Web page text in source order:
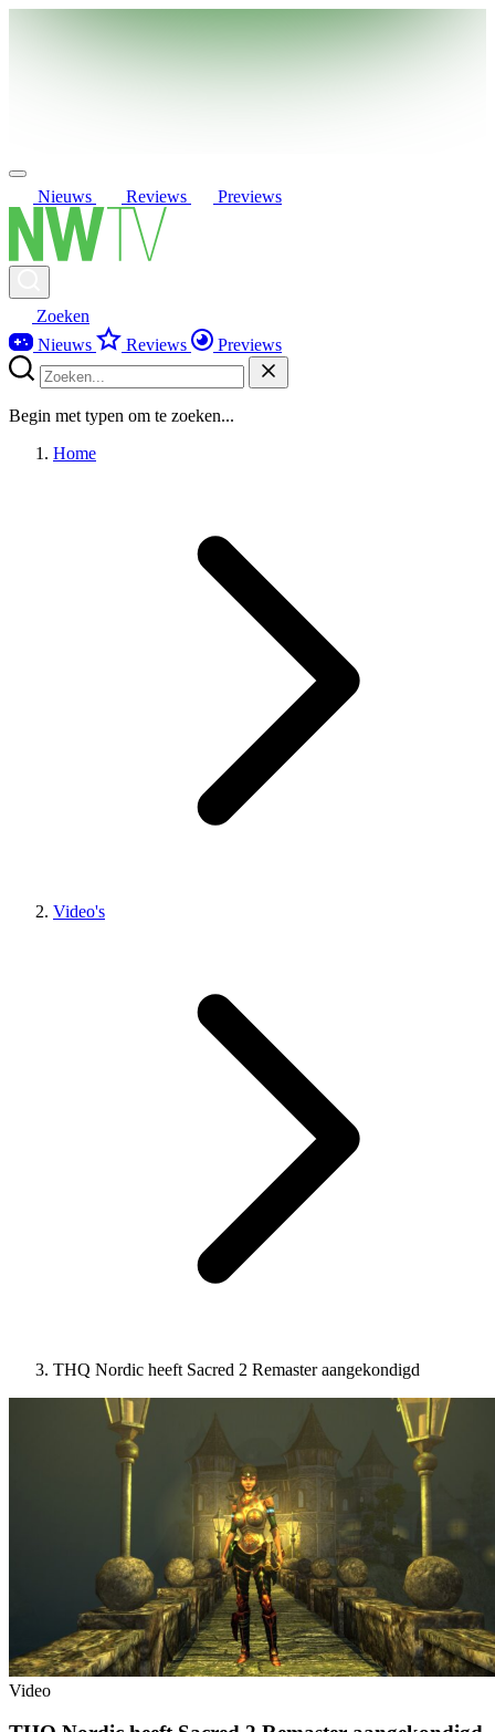
Nieuws Reviews Previews
Zoeken
Nieuws
Reviews Previews
Begin met typen om te zoeken...
Home
Video's
THQ Nordic heeft Sacred 2 Remaster aangekondigd
Video